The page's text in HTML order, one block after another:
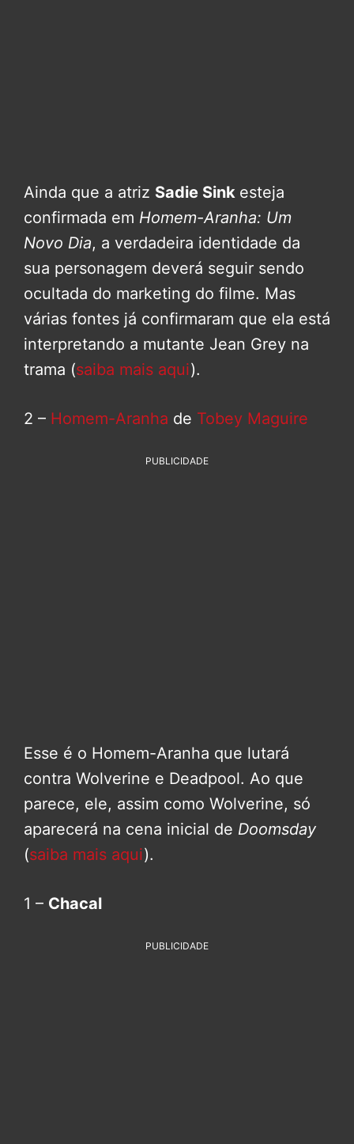
Ainda que a atriz Sadie Sink esteja
confirmada em Homem-Aranha: Um
Novo Dia, a verdadeira identidade da
sua personagem deverá seguir sendo
ocultada do marketing do filme. Mas
várias fontes já confirmaram que ela está
interpretando a mutante Jean Grey na
trama (saiba mais aqui).
2 – Homem-Aranha de Tobey Maguire
PUBLICIDADE
Esse é o Homem-Aranha que lutará
contra Wolverine e Deadpool. Ao que
parece, ele, assim como Wolverine, só
aparecerá na cena inicial de Doomsday
(saiba mais aqui).
1 – Chacal
PUBLICIDADE